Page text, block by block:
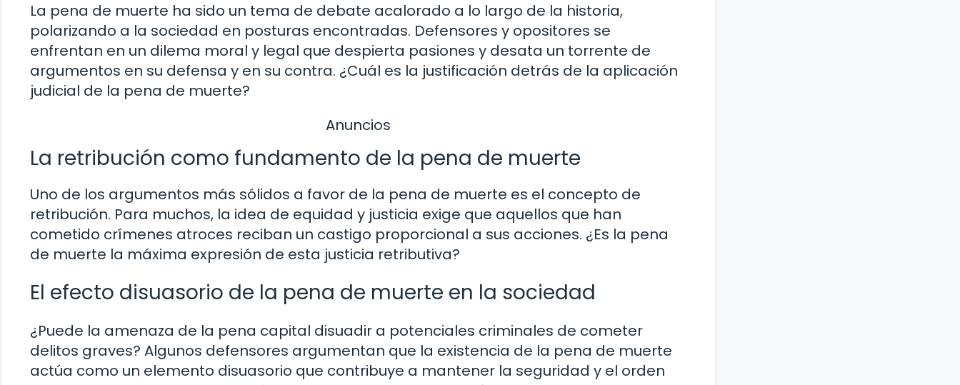
La pena de muerte ha sido un tema de debate acalorado a lo largo de la historia,
polarizando a la sociedad en posturas encontradas. Defensores y opositores se
enfrentan en un dilema moral y legal que despierta pasiones y desata un torrente de
argumentos en su defensa y en su contra. ¿Cuál es la justificación detrás de la aplicación
judicial de la pena de muerte?
Anuncios
La retribución como fundamento de la pena de muerte
Uno de los argumentos más sólidos a favor de la pena de muerte es el concepto de
retribución. Para muchos, la idea de equidad y justicia exige que aquellos que han
cometido crímenes atroces reciban un castigo proporcional a sus acciones. ¿Es la pena
de muerte la máxima expresión de esta justicia retributiva?
El efecto disuasorio de la pena de muerte en la sociedad
¿Puede la amenaza de la pena capital disuadir a potenciales criminales de cometer
delitos graves? Algunos defensores argumentan que la existencia de la pena de muerte
actúa como un elemento disuasorio que contribuye a mantener la seguridad y el orden